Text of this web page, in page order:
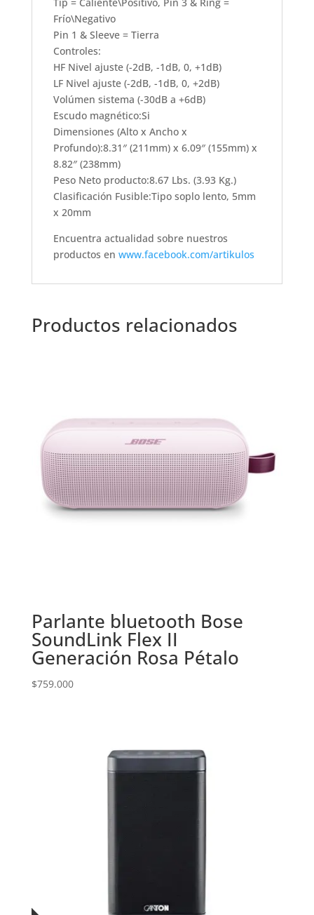
Frío\Negativo
Pin 1 & Sleeve = Tierra
Controles:
HF Nivel ajuste (-2dB, -1dB, 0, +1dB)
LF Nivel ajuste (-2dB, -1dB, 0, +2dB)
Volúmen sistema (-30dB a +6dB)
Escudo magnético:Si
Dimensiones (Alto x Ancho x
Profundo):8.31″ (211mm) x 6.09″ (155mm) x
8.82″ (238mm)
Peso Neto producto:8.67 Lbs. (3.93 Kg.)
Clasificación Fusible:Tipo soplo lento, 5mm
x 20mm
Encuentra actualidad sobre nuestros
productos en www.facebook.com/artikulos
Productos relacionados
Parlante bluetooth Bose
SoundLink Flex II
Generación Rosa Pétalo
$759.000